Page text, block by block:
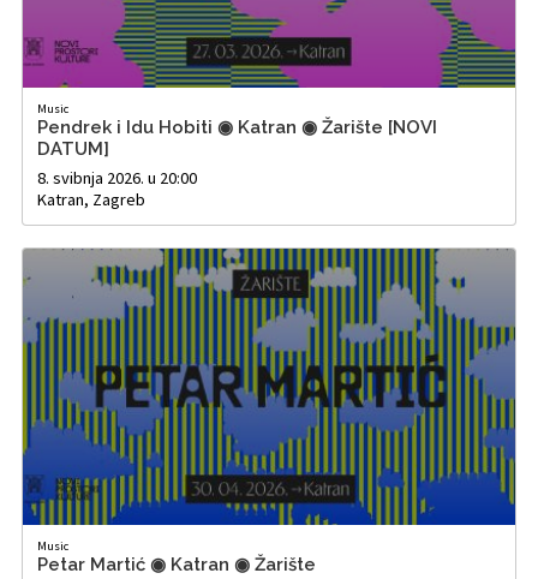
Music
Pendrek i Idu Hobiti ◉ Katran ◉ Žarište [NOVI
DATUM]
8. svibnja 2026. u 20:00
Katran, Zagreb
Music
Petar Martić ◉ Katran ◉ Žarište